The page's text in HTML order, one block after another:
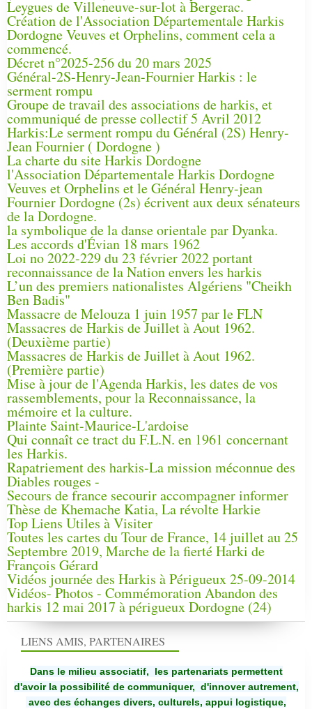
Leygues de Villeneuve-sur-lot à Bergerac.
Création de l'Association Départementale Harkis
Dordogne Veuves et Orphelins, comment cela a
commencé.
Décret n°2025-256 du 20 mars 2025
Général-2S-Henry-Jean-Fournier Harkis : le
serment rompu
Groupe de travail des associations de harkis, et
communiqué de presse collectif 5 Avril 2012
Harkis:Le serment rompu du Général (2S) Henry-
Jean Fournier ( Dordogne )
La charte du site Harkis Dordogne
l'Association Départementale Harkis Dordogne
Veuves et Orphelins et le Général Henry-jean
Fournier Dordogne (2s) écrivent aux deux sénateurs
de la Dordogne.
la symbolique de la danse orientale par Dyanka.
Les accords d'Évian 18 mars 1962
Loi no 2022-229 du 23 février 2022 portant
reconnaissance de la Nation envers les harkis
L’un des premiers nationalistes Algériens "Cheikh
Ben Badis"
Massacre de Melouza 1 juin 1957 par le FLN
Massacres de Harkis de Juillet à Aout 1962.
(Deuxième partie)
Massacres de Harkis de Juillet à Aout 1962.
(Première partie)
Mise à jour de l'Agenda Harkis, les dates de vos
rassemblements, pour la Reconnaissance, la
mémoire et la culture.
Plainte Saint-Maurice-L'ardoise
Qui connaît ce tract du F.L.N. en 1961 concernant
les Harkis.
Rapatriement des harkis-La mission méconnue des
Diables rouges -
Secours de france secourir accompagner informer
Thèse de Khemache Katia, La révolte Harkie
Top Liens Utiles à Visiter
Toutes les cartes du Tour de France, 14 juillet au 25
Septembre 2019, Marche de la fierté Harki de
François Gérard
Vidéos journée des Harkis à Périgueux 25-09-2014
Vidéos- Photos - Commémoration Abandon des
harkis 12 mai 2017 à périgueux Dordogne (24)
LIENS AMIS, PARTENAIRES
Dans le milieu associatif, les partenariats permettent
d'avoir la possibilité de communiquer, d'innover autrement,
avec des échanges divers, culturels, appui logistique,